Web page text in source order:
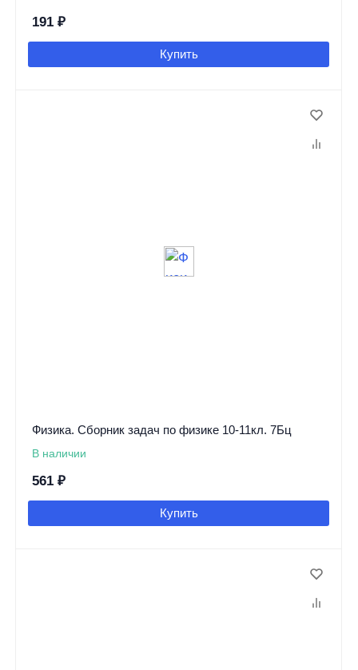
191 ₽
Купить
Физика. Сборник задач по физике 10-11кл. 7Бц
В наличии
561 ₽
Купить